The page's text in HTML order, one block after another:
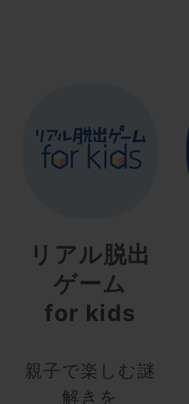
リアル脱出
ゲーム
for kids
親子で楽しむ謎
解きを